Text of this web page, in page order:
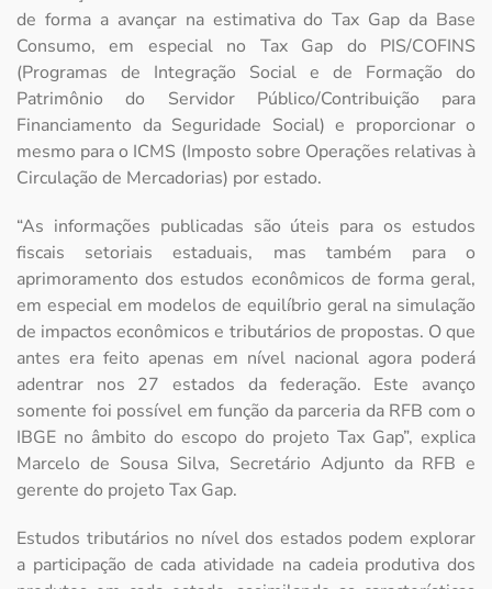
de forma a avançar na estimativa do Tax Gap da Base
Consumo, em especial no Tax Gap do PIS/COFINS
(Programas de Integração Social e de Formação do
Patrimônio do Servidor Público/Contribuição para
Financiamento da Seguridade Social) e proporcionar o
mesmo para o ICMS (Imposto sobre Operações relativas à
Circulação de Mercadorias) por estado.
“As informações publicadas são úteis para os estudos
fiscais setoriais estaduais, mas também para o
aprimoramento dos estudos econômicos de forma geral,
em especial em modelos de equilíbrio geral na simulação
de impactos econômicos e tributários de propostas. O que
antes era feito apenas em nível nacional agora poderá
adentrar nos 27 estados da federação. Este avanço
somente foi possível em função da parceria da RFB com o
IBGE no âmbito do escopo do projeto Tax Gap”, explica
Marcelo de Sousa Silva, Secretário Adjunto da RFB e
gerente do projeto Tax Gap.
Estudos tributários no nível dos estados podem explorar
a participação de cada atividade na cadeia produtiva dos